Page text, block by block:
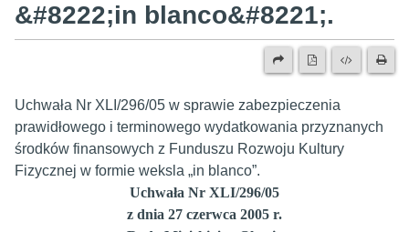
&#8222;in blanco&#8221;.
Uchwała Nr XLI/296/05 w sprawie zabezpieczenia
prawidłowego i terminowego wydatkowania przyznanych
środków finansowych z Funduszu Rozwoju Kultury
Fizycznej w formie weksla „in blanco”.
Uchwała Nr XLI/296/05
z dnia 27 czerwca 2005 r.